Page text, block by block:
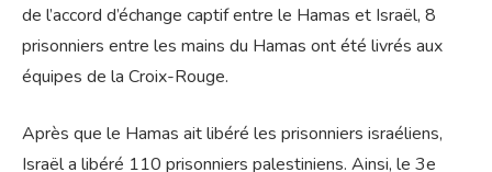
de l’accord d’échange captif entre le Hamas et Israël, 8
prisonniers entre les mains du Hamas ont été livrés aux
équipes de la Croix-Rouge.
Après que le Hamas ait libéré les prisonniers israéliens,
Israël a libéré 110 prisonniers palestiniens. Ainsi, le 3e